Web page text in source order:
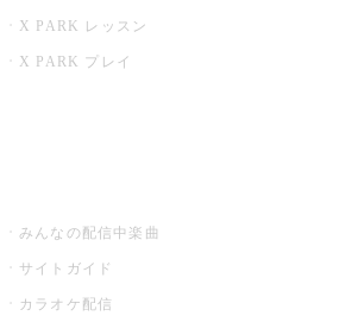
X PARK レッスン
X PARK プレイ
みんなの配信中楽曲
サイトガイド
カラオケ配信